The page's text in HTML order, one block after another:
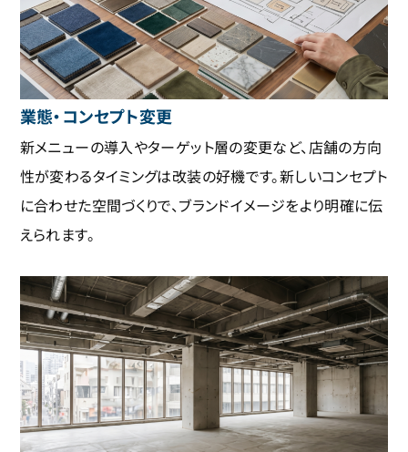
業態・コンセプト変更
新メニューの導入やターゲット層の変更など、店舗の方向
性が変わるタイミングは改装の好機です。新しいコンセプト
に合わせた空間づくりで、ブランドイメージをより明確に伝
えられます。